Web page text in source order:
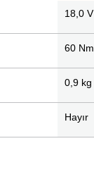
18,0 V
60 Nm
0,9 kg
Hayır